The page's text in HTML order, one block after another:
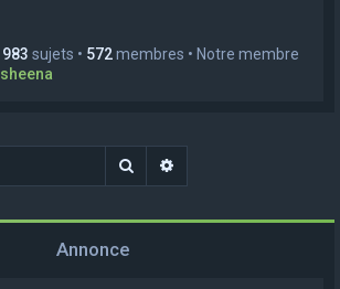
983 sujets • 572membres • Notre membre
sheena
Rechercher
Annonce